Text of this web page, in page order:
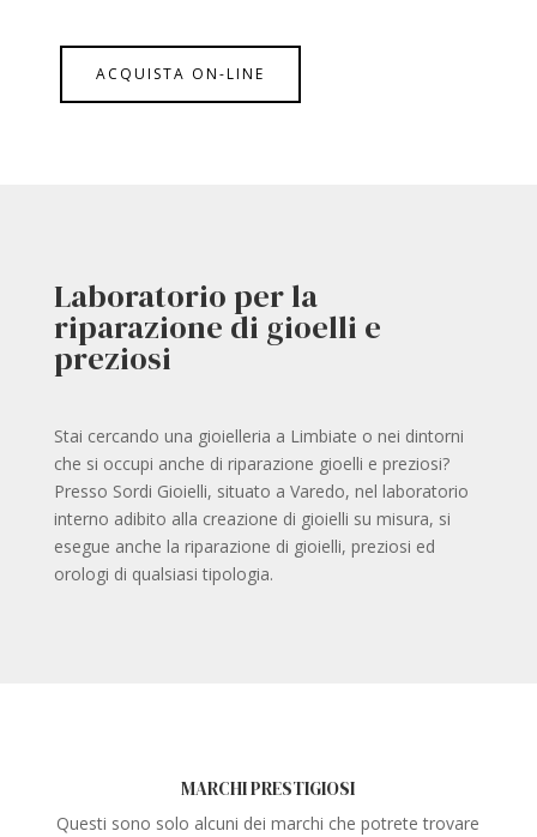
ACQUISTA ON-LINE
Laboratorio per la
riparazione di gioelli e
preziosi
Stai cercando una gioielleria a Limbiate o nei dintorni
che si occupi anche di riparazione gioelli e preziosi?
Presso Sordi Gioielli, situato a Varedo, nel laboratorio
interno adibito alla creazione di gioielli su misura, si
esegue anche la riparazione di gioielli, preziosi ed
orologi di qualsiasi tipologia.
MARCHI PRESTIGIOSI
Questi sono solo alcuni dei marchi che potrete trovare